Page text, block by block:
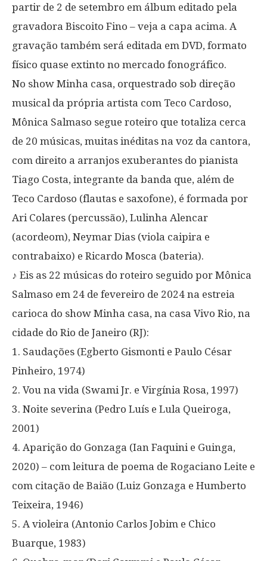
partir de 2 de setembro em álbum editado pela
gravadora Biscoito Fino – veja a capa acima. A
gravação também será editada em DVD, formato
físico quase extinto no mercado fonográfico.
No show Minha casa, orquestrado sob direção
musical da própria artista com Teco Cardoso,
Mônica Salmaso segue roteiro que totaliza cerca
de 20 músicas, muitas inéditas na voz da cantora,
com direito a arranjos exuberantes do pianista
Tiago Costa, integrante da banda que, além de
Teco Cardoso (flautas e saxofone), é formada por
Ari Colares (percussão), Lulinha Alencar
(acordeom), Neymar Dias (viola caipira e
contrabaixo) e Ricardo Mosca (bateria).
♪ Eis as 22 músicas do roteiro seguido por Mônica
Salmaso em 24 de fevereiro de 2024 na estreia
carioca do show Minha casa, na casa Vivo Rio, na
cidade do Rio de Janeiro (RJ):
1. Saudações (Egberto Gismonti e Paulo César
Pinheiro, 1974)
2. Vou na vida (Swami Jr. e Virgínia Rosa, 1997)
3. Noite severina (Pedro Luís e Lula Queiroga,
2001)
4. Aparição do Gonzaga (Ian Faquini e Guinga,
2020) – com leitura de poema de Rogaciano Leite e
com citação de Baião (Luiz Gonzaga e Humberto
Teixeira, 1946)
5. A violeira (Antonio Carlos Jobim e Chico
Buarque, 1983)